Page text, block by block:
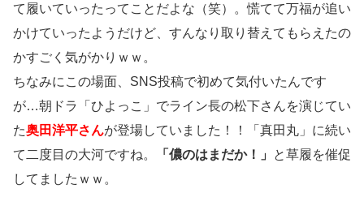
て履いていったってことだよな（笑）。慌てて万福が追い
かけていったようだけど、すんなり取り替えてもらえたの
かすごく気がかりｗｗ。
ちなみにこの場面、SNS投稿で初めて気付いたんです
が…朝ドラ「ひよっこ」でライン長の松下さんを演じてい
た奥田洋平さんが登場していました！！「真田丸」に続い
て二度目の大河ですね。
「儂のはまだか！」
と草履を催促
してましたｗｗ。